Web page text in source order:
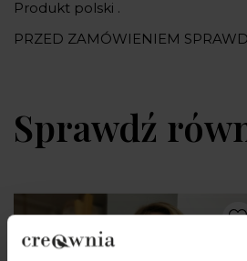
Produkt polski .
PRZED ZAMÓWIENIEM
Sprawdź